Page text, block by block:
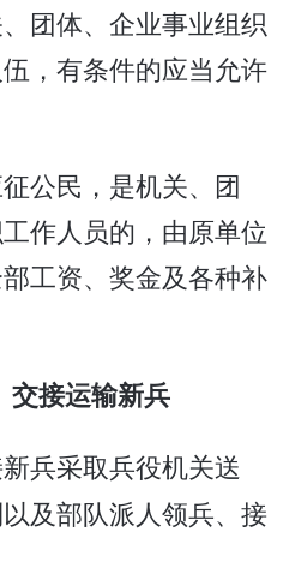
团体、企业事业组织
，有条件的应当允许
公民，是机关、团
作人员的，由原单位
工资、奖金及各种补
接运输新兵
兵采取兵役机关送
及部队派人领兵、接